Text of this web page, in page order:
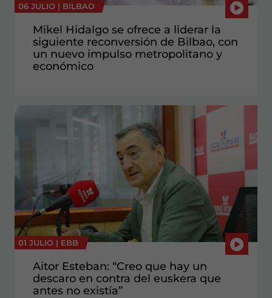
06 JULIO | BILBAO
Mikel Hidalgo se ofrece a liderar la
siguiente reconversión de Bilbao, con
un nuevo impulso metropolitano y
económico
01 JULIO | EBB
Aitor Esteban: “Creo que hay un
descaro en contra del euskera que
antes no existía”